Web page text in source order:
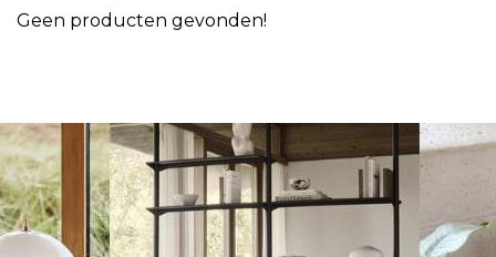
Geen producten gevonden!